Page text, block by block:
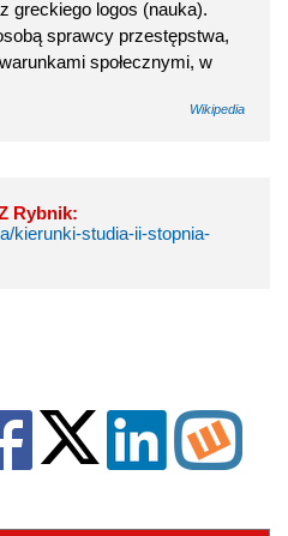
greckiego logos (nauka).
sprawcy przestępstwa,
społecznymi, w
Wikipedia
Rybnik:
kierunki-studia-ii-stopnia-